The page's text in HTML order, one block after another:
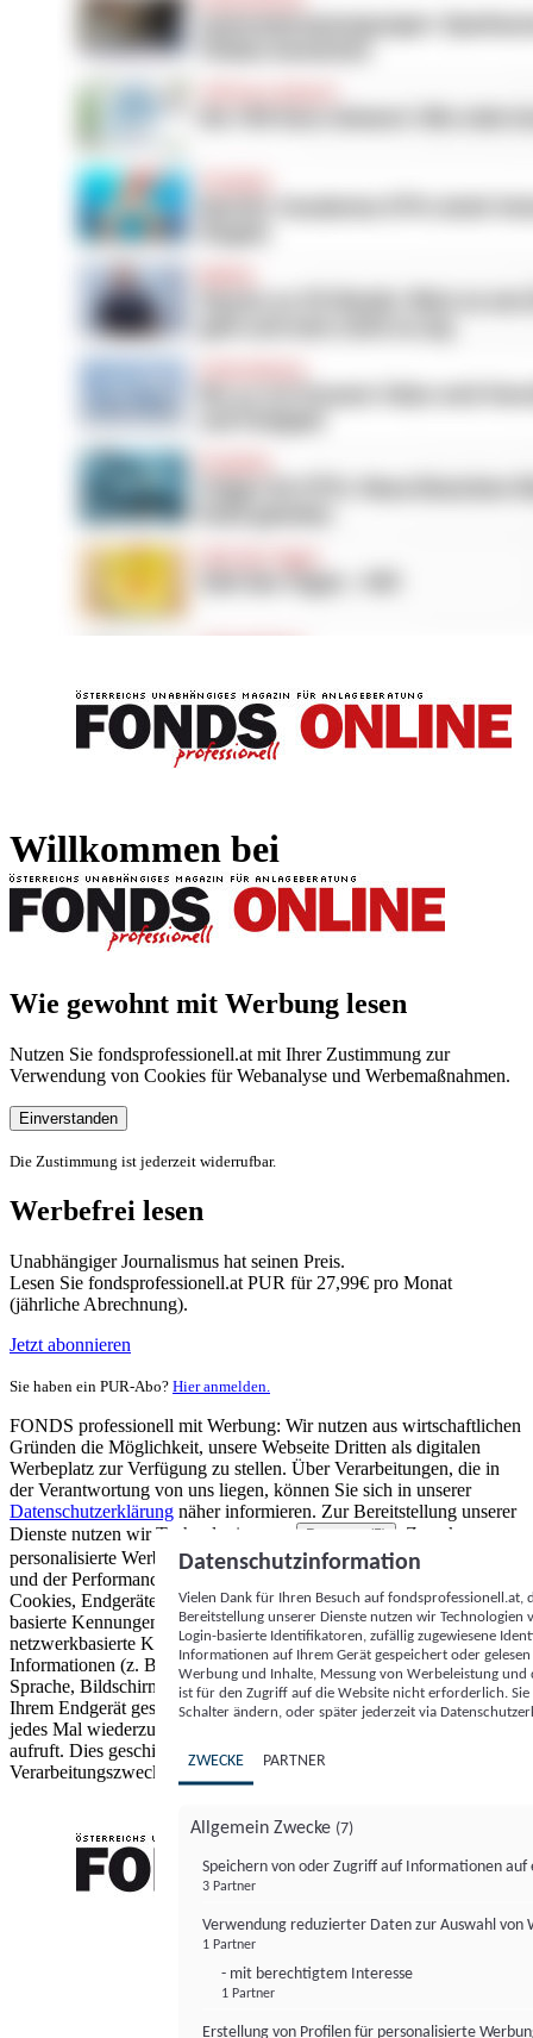
Willkommen bei
Wie gewohnt mit Werbung lesen
Nutzen Sie fondsprofessionell.at mit Ihrer Zustimmung zur
Verwendung von Cookies für Webanalyse und Werbemaßnahmen.
Einverstanden
Die Zustimmung ist jederzeit widerrufbar.
Werbefrei lesen
Unabhängiger Journalismus hat seinen Preis.
Lesen Sie fondsprofessionell.at PUR für 27,99€ pro Monat
(jährliche Abrechnung).
Jetzt abonnieren
Sie haben ein PUR-Abo? Hier anmelden.
FONDS professionell mit Werbung: Wir nutzen aus wirtschaftlichen
Gründen die Möglichkeit, unsere Webseite Dritten als digitalen
Werbeplatz zur Verfügung zu stellen. Über Verarbeitungen, die in
der Verantwortung von uns liegen, können Sie sich in unserer
Datenschutzerklärung näher informieren. Zur Bereitstellung unserer
Dienste nutzen wir Technologien von
Partnern (5)
. Zwecke:
personalisierte Werbung und Inhalte, Messung von Werbeleistung
und der Performance von Inhalten sowie Zielgruppenforschung.
Cookies, Endgeräte- oder ähnliche Online-Kennungen (z. B. login-
basierte Kennungen, zufällig generierte Kennungen,
netzwerkbasierte Kennungen) können zusammen mit anderen
Informationen (z. B. Browsertyp und Browserinformationen,
Sprache, Bildschirmgröße, unterstützte Technologien usw.) auf
Ihrem Endgerät gespeichert oder von dort ausgelesen werden, um es
jedes Mal wiederzuerkennen, wenn es eine App oder einer Webseite
aufruft. Dies geschieht für einen oder mehrere der hier aufgeführten
Verarbeitungszwecke.
Datenschutzinformation
Vielen Dank für Ihren Besuch auf
Bereitstellung unserer Dienste nutzen wir Technologien
Login-basierte Identifikatoren, zufällig zugewiesene
Informationen auf Ihrem Gerät gespeichert oder
Werbung und Inhalte, Messung von Werbeleistung
ist für den Zugriff auf die Website nicht erforderlich.
Schalter ändern, oder später jederzeit via
ZWECKE PARTNER
Allgemein Zwecke (7)
Speichern von oder Zugriff auf Informationen auf
3 Partner
Verwendung reduzierter Daten zur Auswahl von
1 Partner
- mit berechtigtem Interesse
1 Partner
Erstellung von Profilen für personalisierte
FONDS professionell